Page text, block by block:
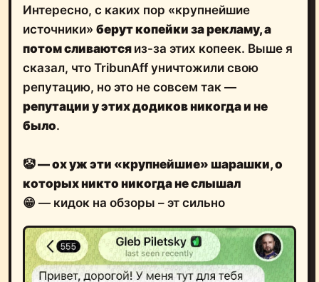
Интересно, с каких пор «крупнейшие
источники» берут копейки за рекламу, а
потом сливаются из-за этих копеек. Выше я
сказал, что TribunAff уничтожили свою
репутацию, но это не совсем так —
репутации у этих додиков никогда и не
было.
🤡— ох уж эти «крупнейшие» шарашки, о
которых никто никогда не слышал
😁 — кидок на обзоры – эт сильно